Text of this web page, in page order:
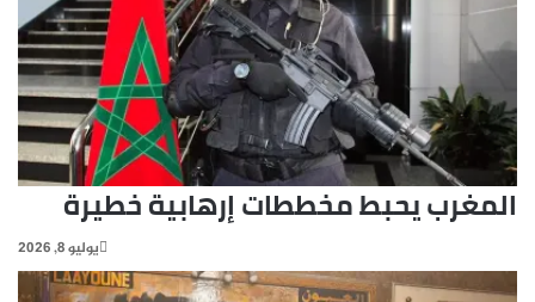
المغرب يحبط مخططات إرهابية خطيرة
يوليو 8, 2026